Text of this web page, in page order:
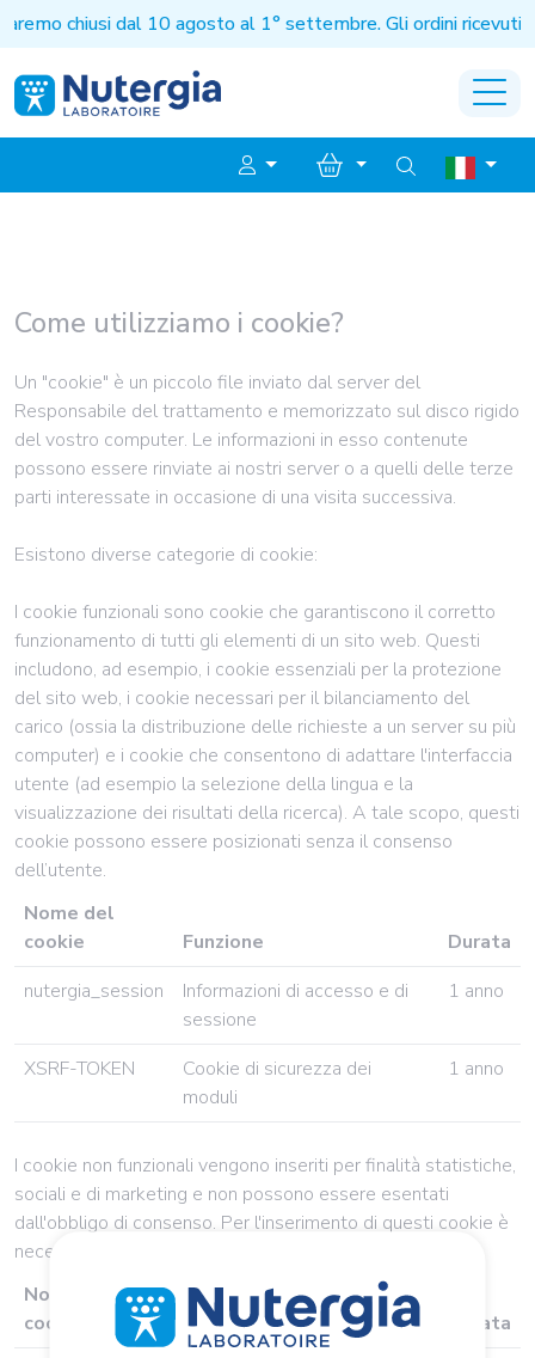
chiusi dal 10 agosto al 1° settembre. Gli ordini ricevuti
Come utilizziamo i cookie?
Un "cookie" è un piccolo file inviato dal server del
Responsabile del trattamento e memorizzato sul disco rigido
del vostro computer. Le informazioni in esso contenute
possono essere rinviate ai nostri server o a quelli delle terze
parti interessate in occasione di una visita successiva.
Esistono diverse categorie di cookie:
I cookie funzionali sono cookie che garantiscono il corretto
funzionamento di tutti gli elementi di un sito web. Questi
includono, ad esempio, i cookie essenziali per la protezione
del sito web, i cookie necessari per il bilanciamento del
carico (ossia la distribuzione delle richieste a un server su più
computer) e i cookie che consentono di adattare l'interfaccia
utente (ad esempio la selezione della lingua e la
visualizzazione dei risultati della ricerca). A tale scopo, questi
cookie possono essere posizionati senza il consenso
dell’utente.
Nome del
cookie
Funzione
Durata
nutergia_session
Informazioni di accesso e di
sessione
1 anno
XSRF-TOKEN
Cookie di sicurezza dei
moduli
1 anno
I cookie non funzionali vengono inseriti per finalità statistiche,
sociali e di marketing e non possono essere esentati
dall'obbligo di consenso. Per l'inserimento di questi cookie è
necessario il vostro esplicito consenso:
Nome del
cookie
Funzione
Durata